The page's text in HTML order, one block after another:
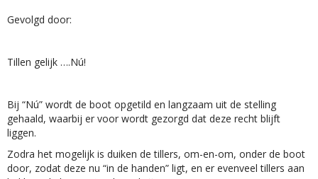
Gevolgd door:
Tillen gelijk ….Nú!
Bij “Nú” wordt de boot opgetild en langzaam uit de stelling
gehaald, waarbij er voor wordt gezorgd dat deze recht blijft
liggen.
Zodra het mogelijk is duiken de tillers, om-en-om, onder de boot
door, zodat deze nu “in de handen” ligt, en er evenveel tillers aan